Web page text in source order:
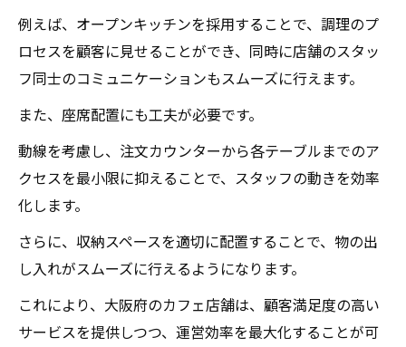
シンプルでありながら機能的 大阪府のカフ
ェ店舗設計
大阪府のカフェ設計に学ぶ シンプルなイン
ンの秘訣
大阪府のカフェ店舗設計 人気デザインの特
リラックスできる空間作り大阪府のカフェ店舗
設計の秘訣
大阪府のカフェ店舗設計 リラックスできる
空間作りのポイント
例えば、オープンキッチンを採用することで、調理のプ
ロセスを顧客に見せることができ、同時に店舗のスタッ
フ同士のコミュニケーションもスムーズに行えます。
また、座席配置にも工夫が必要です。
動線を考慮し、注文カウンターから各テーブルまでのア
クセスを最小限に抑えることで、スタッフの動きを効率
化します。
さらに、収納スペースを適切に配置することで、物の出
し入れがスムーズに行えるようになります。
これにより、大阪府のカフェ店舗は、顧客満足度の高い
サービスを提供しつつ、運営効率を最大化することが可